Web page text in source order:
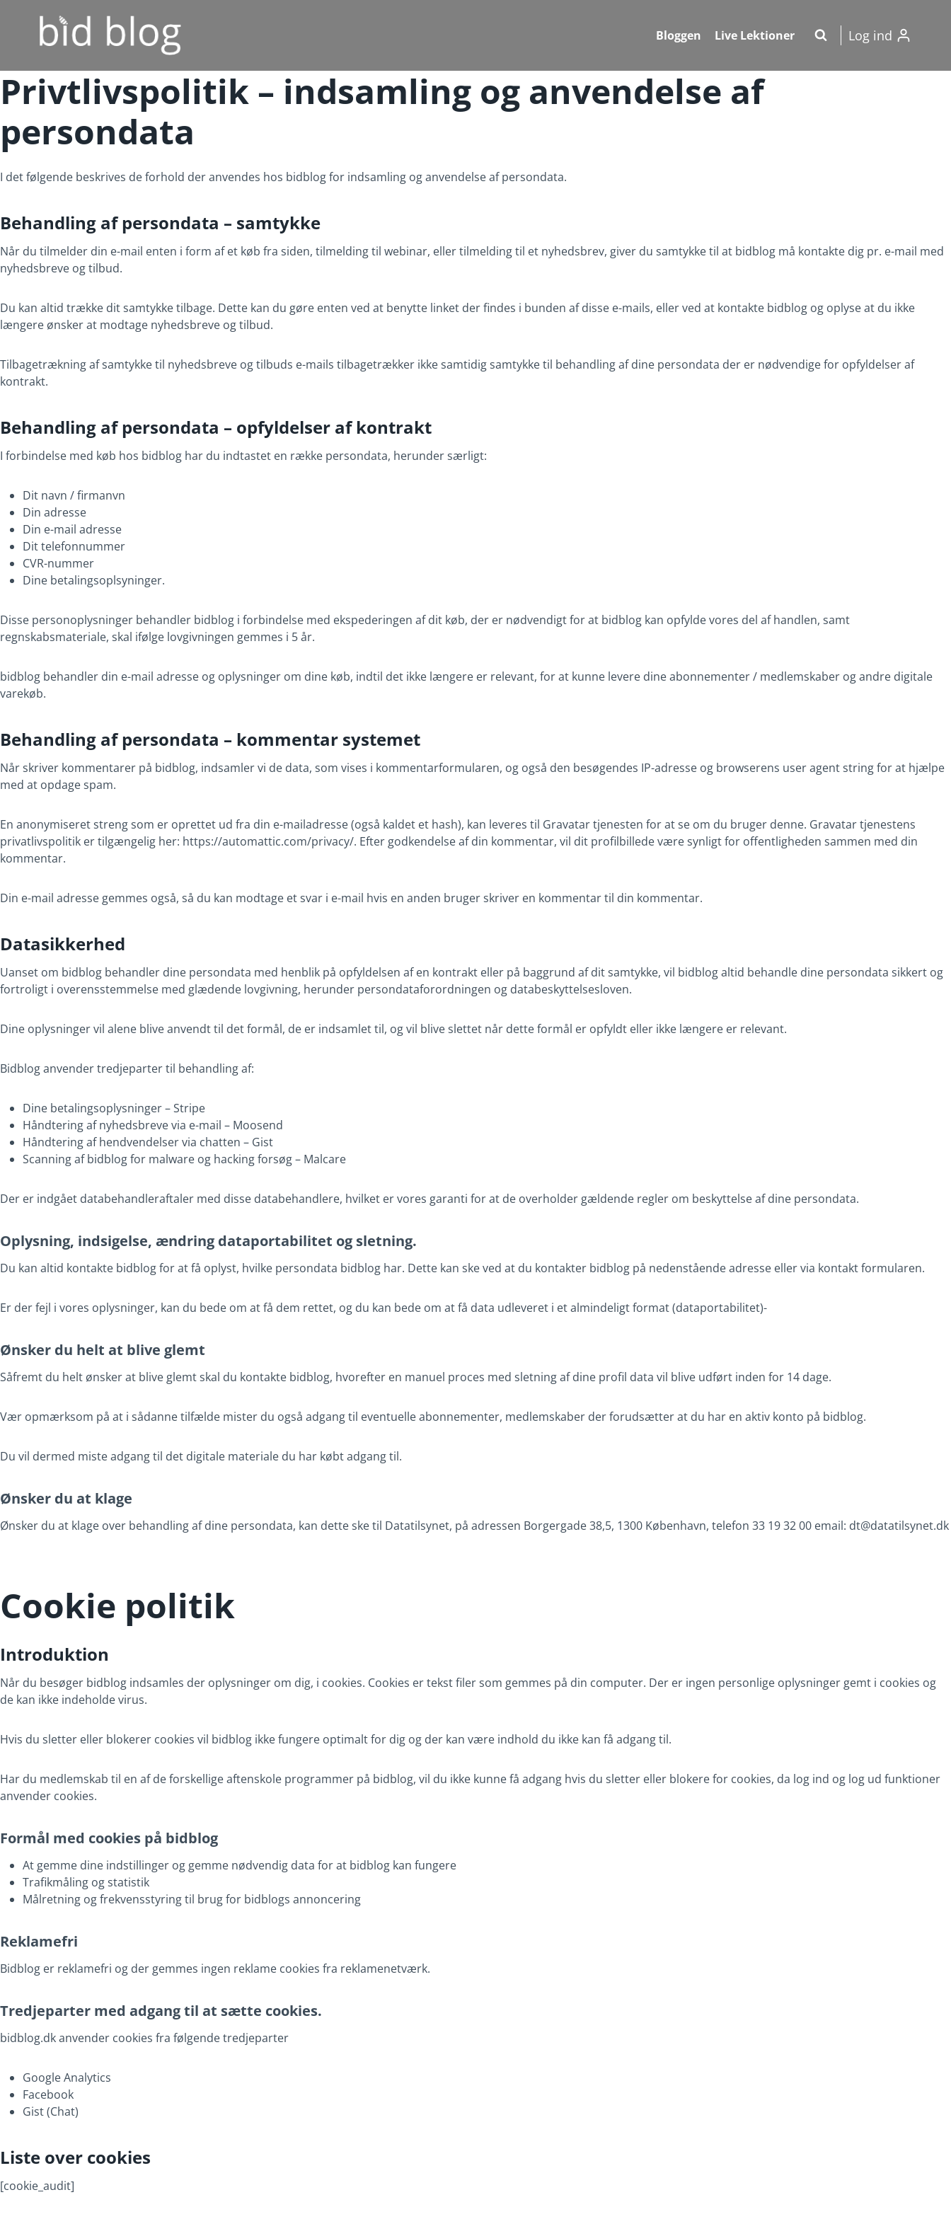
indhold
Bloggen Live Lektioner Log ind
Privtlivspolitik – indsamling og anvendelse af
persondata
I det følgende beskrives de forhold der anvendes hos bidblog for indsamling og anvendelse af persondata.
Behandling af persondata – samtykke
Når du tilmelder din e-mail enten i form af et køb fra siden, tilmelding til webinar, eller tilmelding til et nyhedsbrev, giver du samtykke til at bidblog må kontakte dig pr. e-mail med
nyhedsbreve og tilbud.
Du kan altid trække dit samtykke tilbage. Dette kan du gøre enten ved at benytte linket der findes i bunden af disse e-mails, eller ved at kontakte bidblog og oplyse at du ikke
længere ønsker at modtage nyhedsbreve og tilbud.
Tilbagetrækning af samtykke til nyhedsbreve og tilbuds e-mails tilbagetrækker ikke samtidig samtykke til behandling af dine persondata der er nødvendige for opfyldelser af
kontrakt.
Behandling af persondata – opfyldelser af kontrakt
I forbindelse med køb hos bidblog har du indtastet en række persondata, herunder særligt:
Dit navn / firmanvn
Din adresse
Din e-mail adresse
Dit telefonnummer
CVR-nummer
Dine betalingsoplsyninger.
Disse personoplysninger behandler bidblog i forbindelse med ekspederingen af dit køb, der er nødvendigt for at bidblog kan opfylde vores del af handlen, samt
regnskabsmateriale, skal ifølge lovgivningen gemmes i 5 år.
bidblog behandler din e-mail adresse og oplysninger om dine køb, indtil det ikke længere er relevant, for at kunne levere dine abonnementer / medlemskaber og andre digitale
varekøb.
Behandling af persondata – kommentar systemet
Når skriver kommentarer på bidblog, indsamler vi de data, som vises i kommentarformularen, og også den besøgendes IP-adresse og browserens user agent string for at hjælpe
med at opdage spam.
En anonymiseret streng som er oprettet ud fra din e-mailadresse (også kaldet et hash), kan leveres til Gravatar tjenesten for at se om du bruger denne. Gravatar tjenestens
privatlivspolitik er tilgængelig her: https://automattic.com/privacy/. Efter godkendelse af din kommentar, vil dit profilbillede være synligt for offentligheden sammen med din
kommentar.
Din e-mail adresse gemmes også, så du kan modtage et svar i e-mail hvis en anden bruger skriver en kommentar til din kommentar.
Datasikkerhed
Uanset om bidblog behandler dine persondata med henblik på opfyldelsen af en kontrakt eller på baggrund af dit samtykke, vil bidblog altid behandle dine persondata sikkert og
fortroligt i overensstemmelse med glædende lovgivning, herunder persondataforordningen og databeskyttelsesloven.
Dine oplysninger vil alene blive anvendt til det formål, de er indsamlet til, og vil blive slettet når dette formål er opfyldt eller ikke længere er relevant.
Bidblog anvender tredjeparter til behandling af:
Dine betalingsoplysninger – Stripe
Håndtering af nyhedsbreve via e-mail – Moosend
Håndtering af hendvendelser via chatten – Gist
Scanning af bidblog for malware og hacking forsøg – Malcare
Der er indgået databehandleraftaler med disse databehandlere, hvilket er vores garanti for at de overholder gældende regler om beskyttelse af dine persondata.
Oplysning, indsigelse, ændring dataportabilitet og sletning.
Du kan altid kontakte bidblog for at få oplyst, hvilke persondata bidblog har. Dette kan ske ved at du kontakter bidblog på nedenstående adresse eller via kontakt formularen.
Er der fejl i vores oplysninger, kan du bede om at få dem rettet, og du kan bede om at få data udleveret i et almindeligt format (dataportabilitet)-
Ønsker du helt at blive glemt
Såfremt du helt ønsker at blive glemt skal du kontakte bidblog, hvorefter en manuel proces med sletning af dine profil data vil blive udført inden for 14 dage.
Vær opmærksom på at i sådanne tilfælde mister du også adgang til eventuelle abonnementer, medlemskaber der forudsætter at du har en aktiv konto på bidblog.
Du vil dermed miste adgang til det digitale materiale du har købt adgang til.
Ønsker du at klage
Ønsker du at klage over behandling af dine persondata, kan dette ske til Datatilsynet, på adressen Borgergade 38,5, 1300 København, telefon 33 19 32 00 email: dt@datatilsynet.dk
Cookie politik
Introduktion
Når du besøger bidblog indsamles der oplysninger om dig, i cookies. Cookies er tekst filer som gemmes på din computer. Der er ingen personlige oplysninger gemt i cookies og
de kan ikke indeholde virus.
Hvis du sletter eller blokerer cookies vil bidblog ikke fungere optimalt for dig og der kan være indhold du ikke kan få adgang til.
Har du medlemskab til en af de forskellige aftenskole programmer på bidblog, vil du ikke kunne få adgang hvis du sletter eller blokere for cookies, da log ind og log ud funktioner
anvender cookies.
Formål med cookies på bidblog
At gemme dine indstillinger og gemme nødvendig data for at bidblog kan fungere
Trafikmåling og statistik
Målretning og frekvensstyring til brug for bidblogs annoncering
Reklamefri
Bidblog er reklamefri og der gemmes ingen reklame cookies fra reklamenetværk.
Tredjeparter med adgang til at sætte cookies.
bidblog.dk anvender cookies fra følgende tredjeparter
Google Analytics
Facebook
Gist (Chat)
Liste over cookies
[cookie_audit]